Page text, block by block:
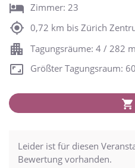
Zimmer: 23
0,72 km bis Zürich
Tagungsräume: 4 / 282
Größter Tagungsraum:
Leider ist für diesen
Bewertung vorhanden.